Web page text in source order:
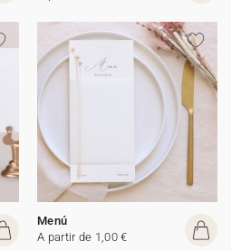
Menú
A partir de 1,00 €